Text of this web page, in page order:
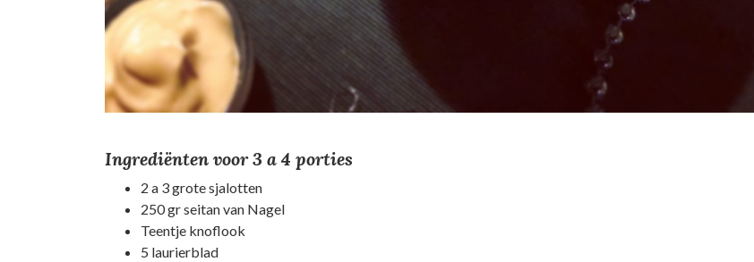
Ingrediënten voor 3 a 4 porties
2 a 3 grote sjalotten
250 gr seitan van Nagel
Teentje knoflook
5 laurierblad